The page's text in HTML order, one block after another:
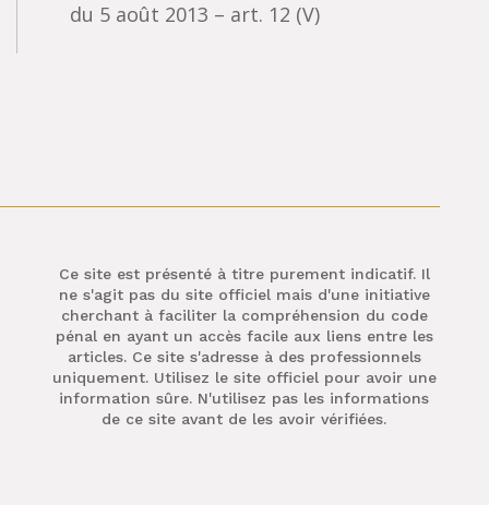
du 5 août 2013 – art. 12 (V)
Ce site est présenté à titre purement indicatif. Il
ne s'agit pas du site officiel mais d'une initiative
cherchant à faciliter la compréhension du code
pénal en ayant un accès facile aux liens entre les
articles. Ce site s'adresse à des professionnels
uniquement. Utilisez le site officiel pour avoir une
information sûre. N'utilisez pas les informations
de ce site avant de les avoir vérifiées.